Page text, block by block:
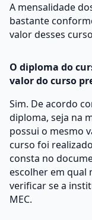
A mensalidade
bastante
valor desses
O diploma do
valor do curso
Sim. De acordo
diploma, seja na
possui o mesmo
curso foi
consta no
escolher em qual
verificar se a
MEC.